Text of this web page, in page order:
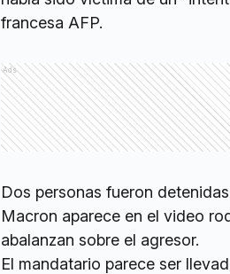
francesa AFP.
Ads
Dos personas fueron
Macron aparece en el video
abalanzan sobre el agresor.
El mandatario parece ser